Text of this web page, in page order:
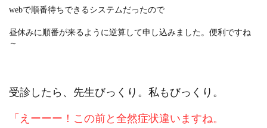
webで順番待ちできるシステムだったので
昼休みに順番が来るように逆算して申し込みました。便利ですね
～
受診したら、先生びっくり。私もびっくり。
「えーーー！この前と全然症状違いますね。